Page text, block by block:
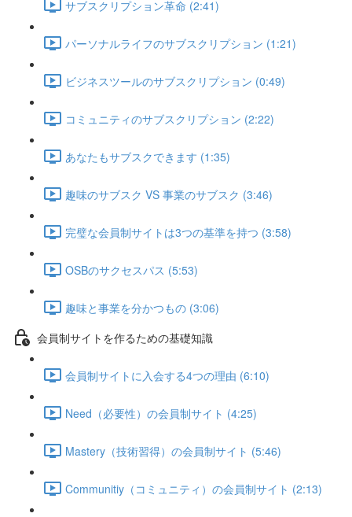
サブスクリプション革命 (2:41)
パーソナルライフのサブスクリプション (1:21)
ビジネスツールのサブスクリプション (0:49)
コミュニティのサブスクリプション (2:22)
あなたもサブスクできます (1:35)
趣味のサブスク VS 事業のサブスク (3:46)
完璧な会員制サイトは3つの基準を持つ (3:58)
OSBのサクセスパス (5:53)
趣味と事業を分かつもの (3:06)
会員制サイトを作るための基礎知識
会員制サイトに入会する4つの理由 (6:10)
Need（必要性）の会員制サイト (4:25)
Mastery（技術習得）の会員制サイト (5:46)
Communitiy（コミュニティ）の会員制サイト (2:13)